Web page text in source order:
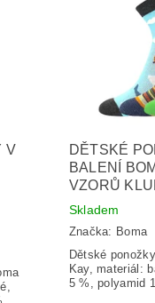
V
DĚTSKÉ
BALENÍ
VZORŮ
Skladem
Značka: Boma
Dětské
Kay, materiál:
5 %, polyamid